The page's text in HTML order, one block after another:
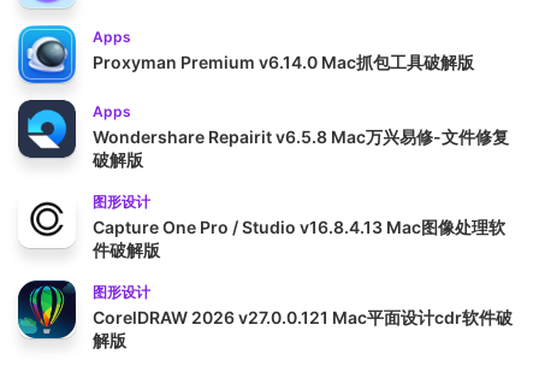
Apps
Proxyman Premium v6.14.0 Mac抓包工具破解版
Apps
Wondershare Repairit v6.5.8 Mac万兴易修-文件修复
破解版
图形设计
Capture One Pro / Studio v16.8.4.13 Mac图像处理软
件破解版
图形设计
CorelDRAW 2026 v27.0.0.121 Mac平面设计cdr软件破
解版